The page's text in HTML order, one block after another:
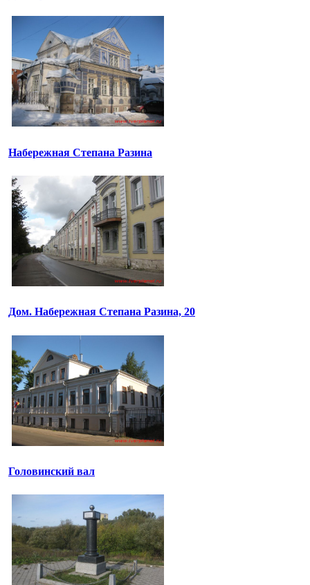
Набережная Степана Разина
Дом. Набережная Степана Разина, 20
Головинский вал